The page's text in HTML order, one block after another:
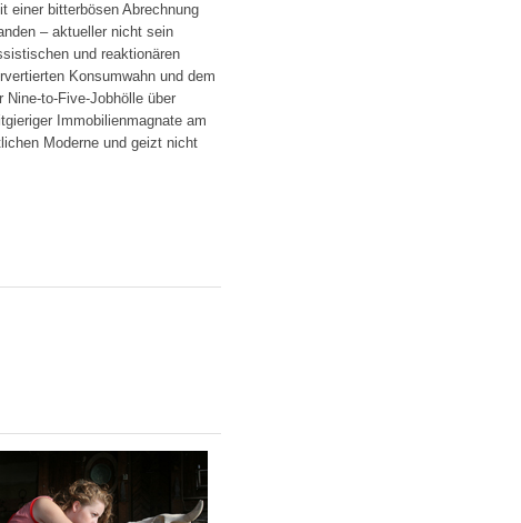
einer bitterbösen Abrechnung
– aktueller nicht sein
und reaktionären
Konsumwahn und dem
to-Five-Jobhölle über
Immobilienmagnate am
Moderne und geizt nicht